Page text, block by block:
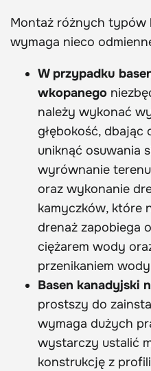
Montaż różnych typów
wymaga nieco
W przypadku
wkopanego
należy wykonać
głębokość, dbając
uniknąć osuwania
wyrównanie
oraz wykonanie
kamyczków, które
drenaż zapobiega
ciężarem wody
przenikaniem
Basen kanadyjski
prostszy do
wymaga dużych
wystarczy ustalić
konstrukcję z